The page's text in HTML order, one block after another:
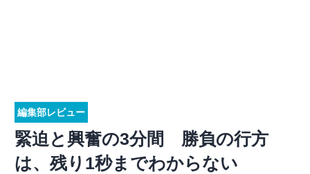
編集部レビュー
緊迫と興奮の3分間 勝負の行方
は、残り1秒までわからない